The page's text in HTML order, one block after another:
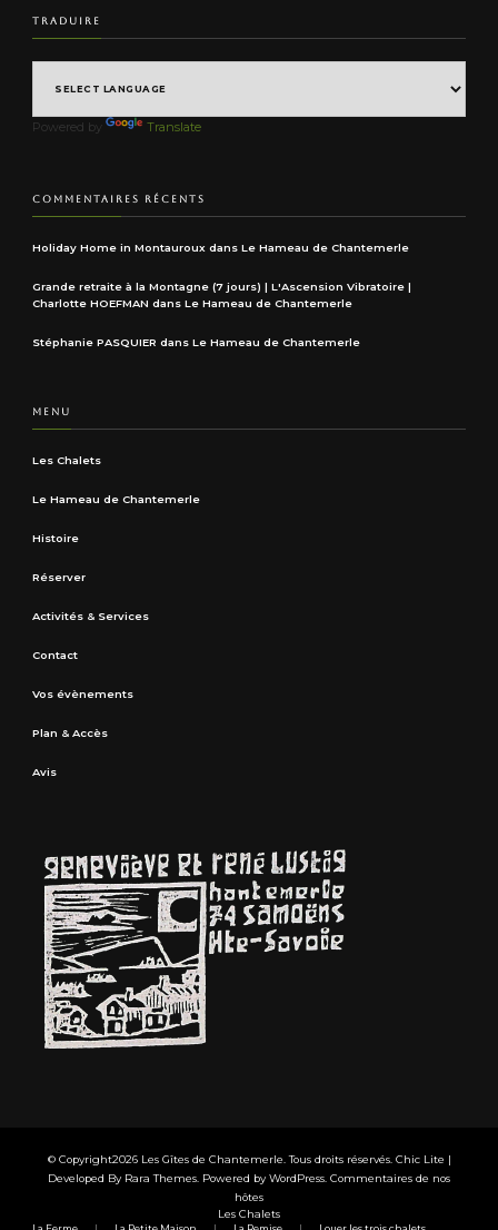
TRADUIRE
Powered by Translate
COMMENTAIRES RÉCENTS
Holiday Home in Montauroux dans Le Hameau de Chantemerle
Grande retraite à la Montagne (7 jours) | L'Ascension Vibratoire |
Charlotte HOEFMAN dans Le Hameau de Chantemerle
Stéphanie PASQUIER dans Le Hameau de Chantemerle
MENU
Les Chalets
Le Hameau de Chantemerle
Histoire
Réserver
Activités & Services
Contact
Vos évènements
Plan & Accès
Avis
© Copyright2026 Les Gîtes de Chantemerle . Tous droits réservés. Chic Lite |
Developed By Rara Themes . Powered by WordPress Commentaires de nos
hôtes
Les Chalets